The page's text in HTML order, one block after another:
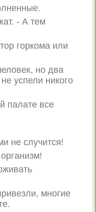
- А тем
горкома или
но два
успели никого
палате все
не случится!
многие